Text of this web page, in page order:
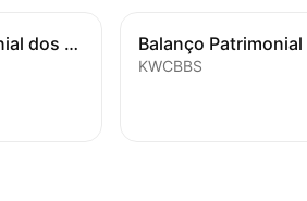
Balanço Patrimonial dos Bancos
KWCBBS